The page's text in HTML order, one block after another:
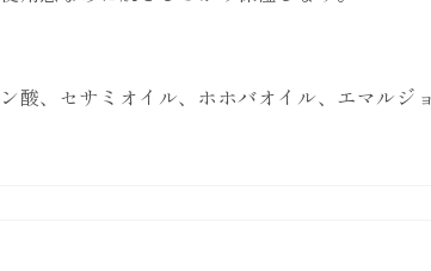
酸、セサミオイル、ホホバオイル、エマルジ